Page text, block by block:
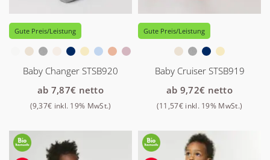
Gute Preis/Leistung
Baby Changer STSB920
ab 7,87€ netto
(9,37€ inkl. 19% MwSt.)
Gute Preis/Leistung
Baby Cruiser STSB919
ab 9,72€ netto
(11,57€ inkl. 19% MwSt.)